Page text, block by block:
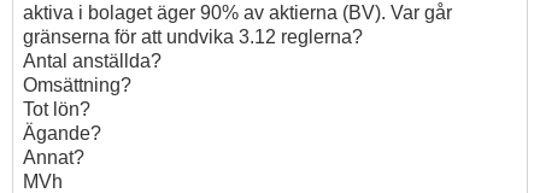
aktiva i bolaget äger 90% av aktierna (BV). Var går
gränserna för att undvika 3.12 reglerna?
Antal anställda?
Omsättning?
Tot lön?
Ägande?
Annat?
MVh